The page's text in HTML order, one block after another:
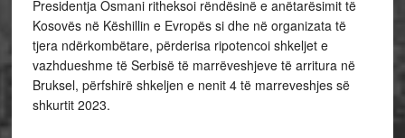
Presidentja Osmani ritheksoi rëndësinë e anëtarësimit të
Kosovës në Këshillin e Evropës si dhe në organizata të
tjera ndërkombëtare, përderisa ripotencoi shkeljet e
vazhdueshme të Serbisë të marrëveshjeve të arritura në
Bruksel, përfshirë shkeljen e nenit 4 të marreveshjes së
shkurtit 2023.